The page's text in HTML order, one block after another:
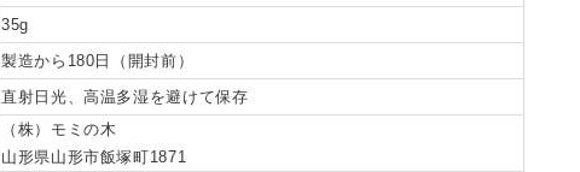
35g
製造から180日（開封前）
直射日光、高温多湿を避けて保存
（株）モミの木
山形県山形市飯塚町1871